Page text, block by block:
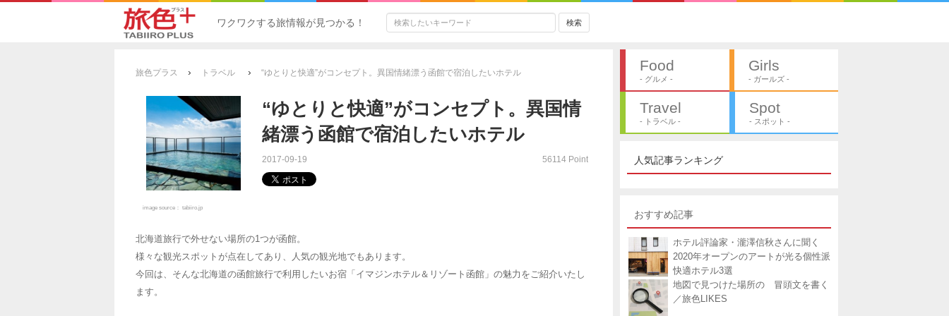
旅色プラス › トラベル › “ゆとりと快適”がコンセプト。異国情緒漂う函館で宿泊したいホテル
“ゆとりと快適”がコンセプト。異国情
緒漂う函館で宿泊したいホテル
2017-09-19 56114 Point
image source： tabiiro.jp
北海道旅行で外せない場所の1つが函館。
様々な観光スポットが点在してあり、人気の観光地でもあります。
今回は、そんな北海道の函館旅行で利用したいお宿「イマジンホテル＆リゾート函館」の魅力をご紹介いたし
ます。
Food
- グルメ -
Girls
- ガールズ -
Travel
- トラベル -
Spot
- スポット -
人気記事ランキング
おすすめ記事
ホテル評論家・瀧澤信秋さんに聞く
2020年オープンのアートが光る個性派
快適ホテル3選
地図で見つけた場所の 冒頭文を書く
／旅色LIKES
ワクワクする旅情報が見つかる！